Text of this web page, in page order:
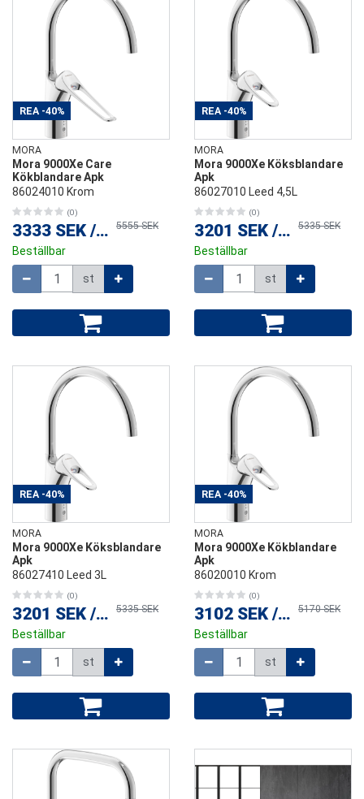
REA -40%
MORA
Mora 9000Xe Care
Kökblandare Apk
86024010 Krom
(0)
3333 SEK / st5555 SEK
Beställbar
st
REA -40%
MORA
Mora 9000Xe Köksblandare
Apk
86027010 Leed 4,5L
(0)
3201 SEK / st5335 SEK
Beställbar
st
REA -40%
MORA
Mora 9000Xe Köksblandare
Apk
86027410 Leed 3L
(0)
3201 SEK / st5335 SEK
Beställbar
st
REA -40%
MORA
Mora 9000Xe Kökblandare
Apk
86020010 Krom
(0)
3102 SEK / st5170 SEK
Beställbar
st